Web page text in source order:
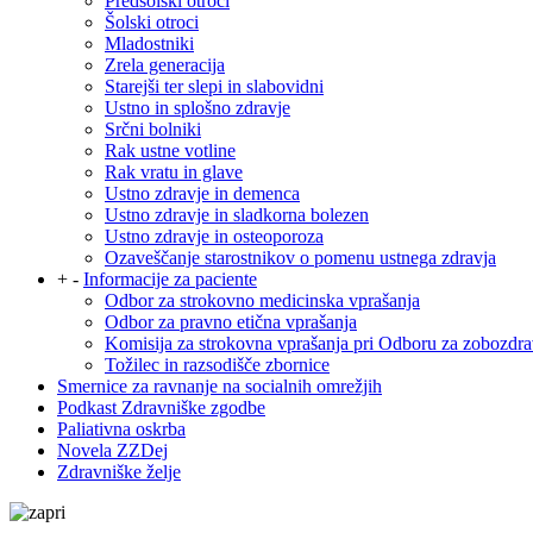
Šolski otroci
Mladostniki
Zrela generacija
Starejši ter slepi in slabovidni
Ustno in splošno zdravje
Srčni bolniki
Rak ustne votline
Rak vratu in glave
Ustno zdravje in demenca
Ustno zdravje in sladkorna bolezen
Ustno zdravje in osteoporoza
Ozaveščanje starostnikov o pomenu ustnega zdravja
+ - Informacije za paciente
Odbor za strokovno medicinska vprašanja
Odbor za pravno etična vprašanja
Komisija za strokovna vprašanja pri Odboru za
Tožilec in razsodišče zbornice
Smernice za ravnanje na socialnih omrežjih
Podkast Zdravniške zgodbe
Paliativna oskrba
Novela ZZDej
Zdravniške želje